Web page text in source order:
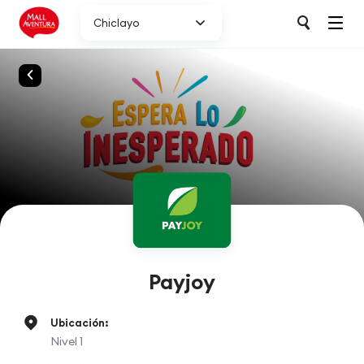
Chiclayo
Payjoy
Ubicación:
Nivel 1